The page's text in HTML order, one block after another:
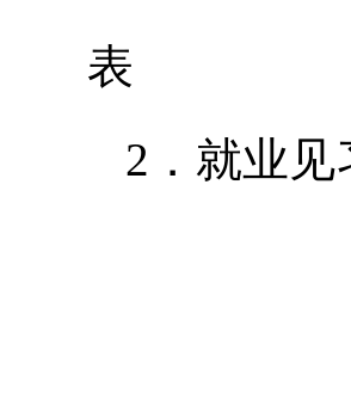
表
2．就业见